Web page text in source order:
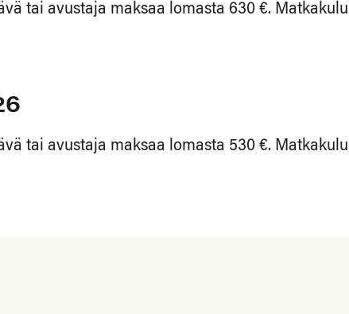
tai avustaja maksaa lomasta 630 €.
tai avustaja maksaa lomasta 530 €.